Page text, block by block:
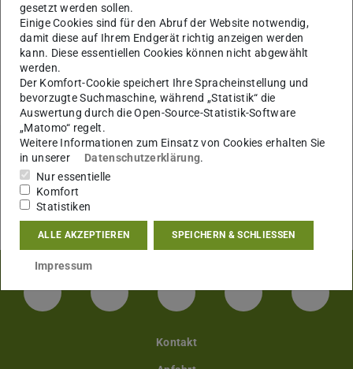
LinkedIn-Seite der TU Darmstadt
Instagram-Kanal der TU
Bluesky-Kanal der TU
Facebook-
Kontakt
gesetzt werden sollen.
Einige Cookies sind für den Abruf der Website notwendig,
damit diese auf Ihrem Endgerät richtig anzeigen werden
kann. Diese essentiellen Cookies können nicht abgewählt
werden.
Der Komfort-Cookie speichert Ihre Spracheinstellung und
bevorzugte Suchmaschine, während „Statistik“ die
Auswertung durch die Open-Source-Statistik-Software
„Matomo“ regelt.
Weitere Informationen zum Einsatz von Cookies erhalten Sie
in unserer
Datenschutzerklärung.
Nur essentielle
Komfort
Statistiken
ALLE AKZEPTIEREN SPEICHERN & SCHLIESSEN
Impressum